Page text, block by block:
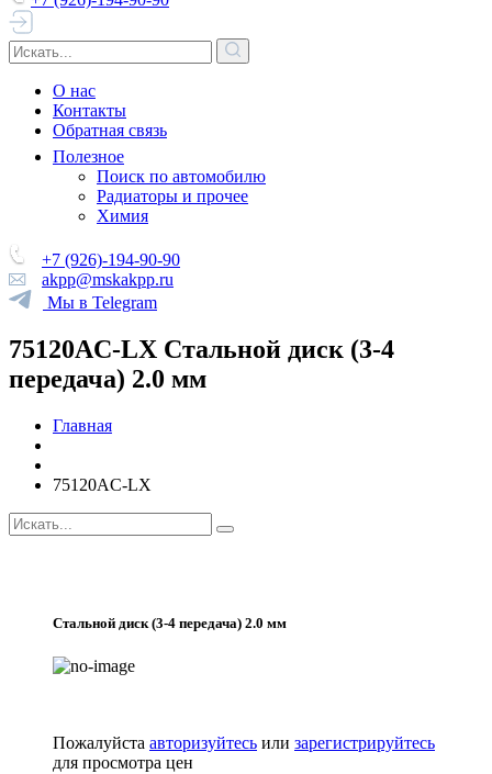
О нас
Контакты
Обратная связь
Полезное
Поиск по автомобилю
Радиаторы и прочее
Химия
+7 (926)-194-90-90
akpp@mskakpp.ru
Мы в Telegram
75120AC-LX Стальной диск (3-4
передача) 2.0 мм
Главная
75120AC-LX
Стальной диск (3-4 передача) 2.0 мм
Пожалуйста авторизуйтесь или зарегистрируйтесь
для просмотра цен